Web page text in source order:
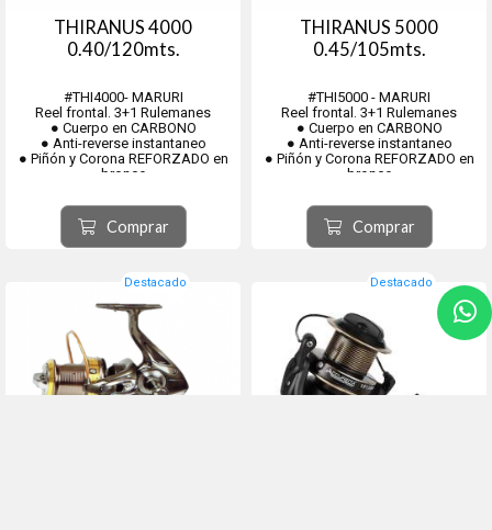
THIRANUS 4000
0.40/120mts.
#THI4000- MARURI
Reel frontal. 3+1 Rulemanes
● Cuerpo en CARBONO
● Anti-reverse instantaneo
● Piñón y Corona REFORZADO en
bronce
● Carrete Aluminio
● Manivela ergonomica
Comprar
THIRANUS 5000
0.45/105mts.
#THI5000 - MARURI
Reel frontal. 3+1 Rulemanes
● Cuerpo en CARBONO
● Anti-reverse instantaneo
● Piñón y Corona REFORZADO en
bronce
● Carrete Aluminio
● Manivela ergonomica
Comprar
Destacado Destacado